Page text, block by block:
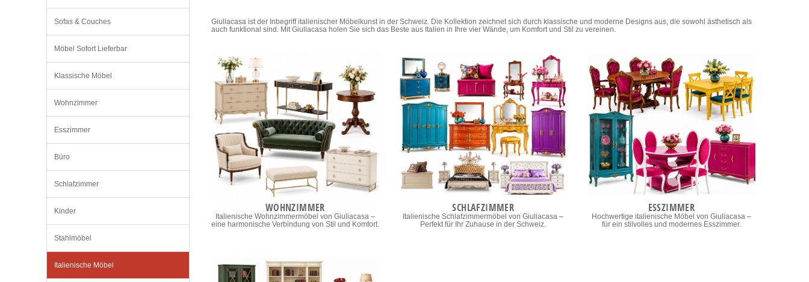
Giuliacasa ist der Inbegriff italienischer Möbelkunst in der Schweiz. Die Kollektion zeichnet sich durch klassische und moderne Designs aus, die sowohl ästhetisch als
auch funktional sind. Mit Giuliacasa holen Sie sich das Beste aus Italien in Ihre vier Wände, um Komfort und Stil zu vereinen.
WOHNZIMMER
Italienische Wohnzimmermöbel von Giuliacasa –
eine harmonische Verbindung von Stil und Komfort.
SCHLAFZIMMER
Italienische Schlafzimmermöbel von Giuliacasa –
Perfekt für Ihr Zuhause in der Schweiz.
ESSZIMMER
Hochwertige italienische Möbel von Giuliacasa –
für ein stilvolles und modernes Esszimmer.
Sofas & Couches
Möbel Sofort Lieferbar
Klassische Möbel
Wohnzimmer
Esszimmer
Büro
Schlafzimmer
Kinder
Stahlmöbel
Italienische Möbel